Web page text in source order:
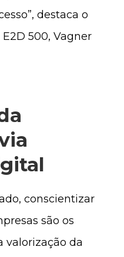
destaca o
500, Vagner
conscientizar
são os
valorização da